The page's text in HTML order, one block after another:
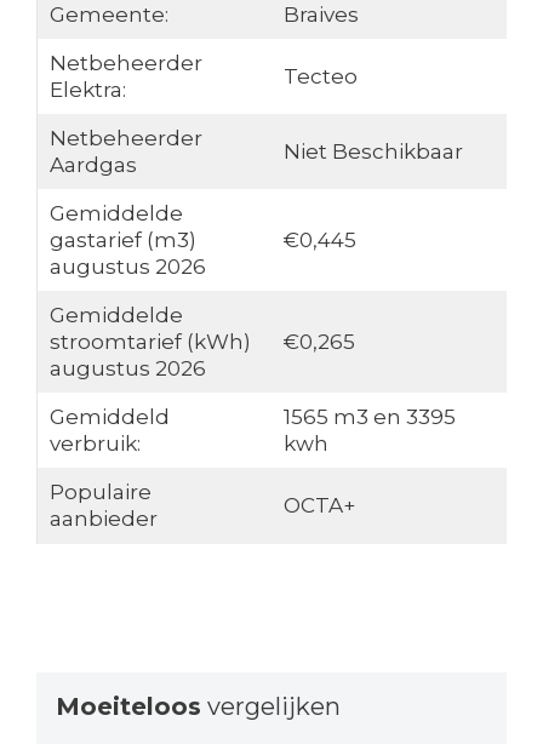
Gemeente:
Braives
Netbeheerder
Elektra:
Tecteo
Netbeheerder
Aardgas
Niet Beschikbaar
Gemiddelde
gastarief (m3)
augustus 2026
€0,445
Gemiddelde
stroomtarief (kWh)
augustus 2026
€0,265
Gemiddeld
verbruik:
1565 m3 en 3395
kwh
Populaire
aanbieder
OCTA+
Moeiteloos vergelijken